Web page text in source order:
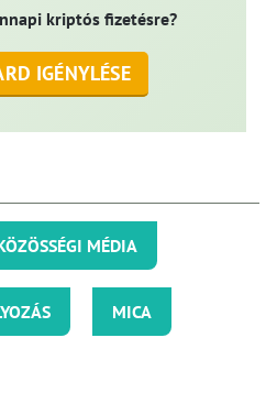
kriptós fizetésre?
IGÉNYLÉSE
MÉDIA
MICA